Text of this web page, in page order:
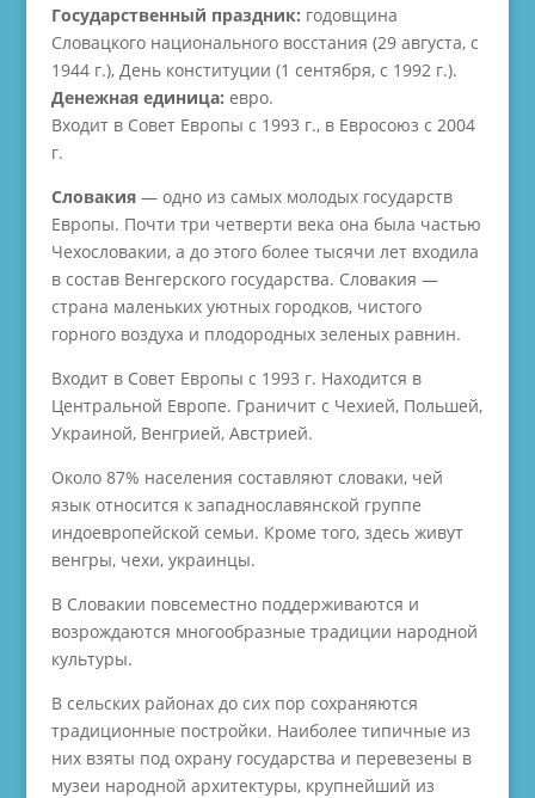
Государственный праздник: годовщина
Словацкого национального восстания (29 августа, с
1944 г.), День конституции (1 сентября, с 1992 г.).
Денежная единица: евро.
Входит в Совет Европы с 1993 г., в Евросоюз с 2004
г.
Словакия— одно из самых молодых государств
Европы. Почти три четверти века она была частью
Чехословакии, а до этого более тысячи лет входила
в состав Венгерского государства. Словакия —
страна маленьких уютных городков, чистого
горного воздуха и плодородных зеленых равнин.
Входит в Совет Европы с 1993 г. Находится в
Центральной Европе. Граничит с Чехией, Польшей,
Украиной, Венгрией, Австрией.
Около 87% населения составляют словаки, чей
язык относится к западнославянской группе
индоевропейской семьи. Кроме того, здесь живут
венгры, чехи, украинцы.
В Словакии повсеместно поддерживаются и
возрождаются многообразные традиции народной
культуры.
В сельских районах до сих пор сохраняются
традиционные постройки. Наиболее типичные из
них взяты под охрану государства и перевезены в
музеи народной архитектуры, крупнейший из